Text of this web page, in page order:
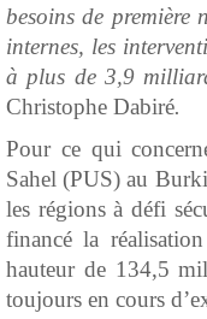
besoins de première
internes, les
à plus de 3,9
Christophe Dabiré.
Pour ce qui
Sahel (PUS) au
les régions à défi
financé la
hauteur de 134,5
toujours en cours